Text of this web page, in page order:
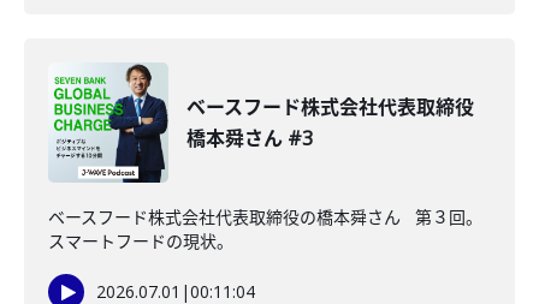
ベースフード株式会社代表取締役
橋本舜さん #3
ベースフード株式会社代表取締役の橋本舜さん 第３回。
スマートフードの現状。
2026.07.01 |00:11:04